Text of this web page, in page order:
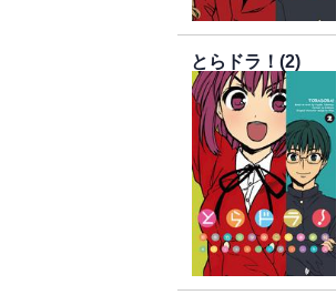
とらドラ！(2)